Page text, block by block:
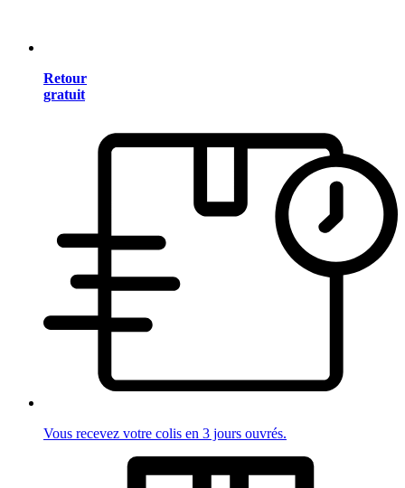
Retour
gratuit
Vous recevez votre colis en 3 jours ouvrés.